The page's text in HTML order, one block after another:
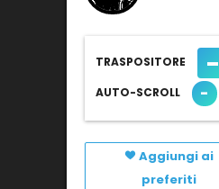
TRASPOSITORE -
AUTO-SCROLL -
Aggiungi ai
preferiti